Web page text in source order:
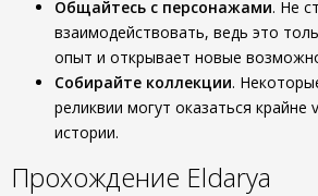
Общайтесь с персонажами. Не
взаимодействовать, ведь это
опыт и открывает новые
Собирайте коллекции.
реликвии могут оказаться крайне
истории.
Прохождение Eldarya